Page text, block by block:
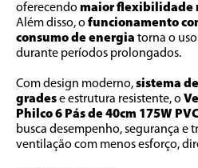
oferecendo maior flexibilidade
Além disso, o funcionamento
consumo de energia torna o
durante períodos prolongados.
Com design moderno, sistema
grades e estrutura resistente, o
Philco 6 Pás de 40cm 175W
busca desempenho, segurança e
ventilação com menos esforço,